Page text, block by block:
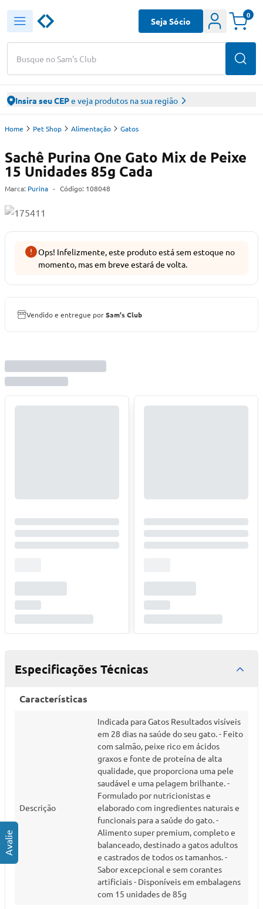
Busque no Sam's Club
Seja Sócio
0
Insira seu CEPe veja produtos na sua região
Home Pet Shop Alimentação Gatos
Sachê Purina One Gato Mix de Peixe
15 Unidades 85g Cada
Marca: Purina - Código: 108048
Ops! Infelizmente, este produto está sem estoque no
momento, mas em breve estará de volta.
Vendido e entregue porSam's Club
Especificações Técnicas
Características
Descrição
Indicada para Gatos Resultados visíveis
em 28 dias na saúde do seu gato. - Feito
com salmão, peixe rico em ácidos
graxos e fonte de proteína de alta
qualidade, que proporciona uma pele
saudável e uma pelagem brilhante. -
Formulado por nutricionistas e
elaborado com ingredientes naturais e
funcionais para a saúde do gato. -
Alimento super premium, completo e
balanceado, destinado a gatos adultos
e castrados de todos os tamanhos. -
Sabor excepcional e sem corantes
artificiais - Disponíveis em embalagens
com 15 unidades de 85g